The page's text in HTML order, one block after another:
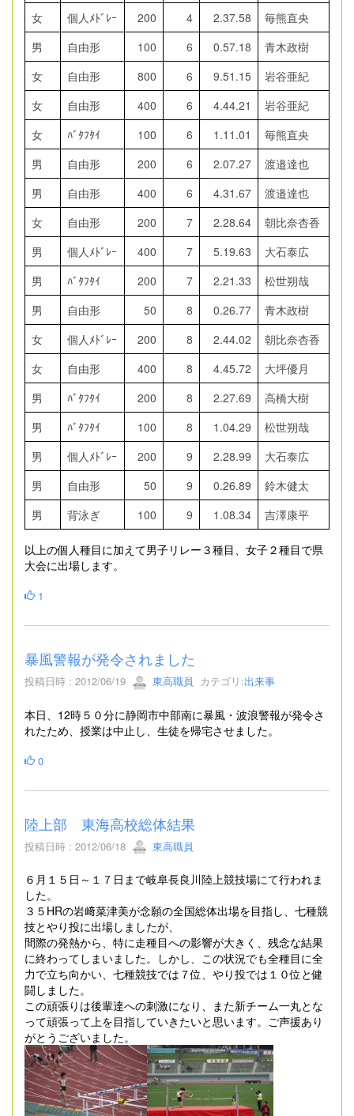
女
個人ﾒﾄﾞﾚｰ 200 4 2.37.58
毎熊直央
男
自由形 100 6 0.57.18
青木政樹
女
自由形 800 6 9.51.15
岩谷亜紀
女
自由形 400 6 4.44.21
岩谷亜紀
女
ﾊﾞﾀﾌﾀｲ 100 6 1.11.01
毎熊直央
男
自由形 200 6 2.07.27
渡邉達也
男
自由形 400 6 4.31.67
渡邉達也
女
自由形 200 7 2.28.64
朝比奈杏香
男
個人ﾒﾄﾞﾚｰ 400 7 5.19.63
大石泰広
男
ﾊﾞﾀﾌﾀｲ 200 7 2.21.33
松世朔哉
男
自由形 50 8 0.26.77
青木政樹
女
個人ﾒﾄﾞﾚｰ 200 8 2.44.02
朝比奈杏香
女
自由形 400 8 4.45.72
大坪優月
男
ﾊﾞﾀﾌﾀｲ 200 8 2.27.69
高橋大樹
男
ﾊﾞﾀﾌﾀｲ 100 8 1.04.29
松世朔哉
男
個人ﾒﾄﾞﾚｰ 200 9 2.28.99
大石泰広
男
自由形 50 9 0.26.89
鈴木健太
男
背泳ぎ 100 9 1.08.34 吉澤康平
以上の個人種目に加えて男子リレー３種目、女子２種目で県
大会に出場します。
1
暴風警報が発令されました
投稿日時 : 2012/06/19 東高職員 カテゴリ:出来事
本日、12時５０分に静岡市中部南に暴風・波浪警報が発令さ
れたため、授業は中止し、生徒を帰宅させました。
0
陸上部 東海高校総体結果
投稿日時 : 2012/06/18 東高職員
６月１５日～１７日まで岐阜長良川陸上競技場にて行われま
した。
３５HRの岩﨑菜津美が念願の全国総体出場を目指し、七種競
技とやり投に出場しましたが、
間際の発熱から、特に走種目への影響が大きく、残念な結果
に終わってしまいました。しかし、この状況でも全種目に全
力で立ち向かい、七種競技では７位、やり投では１０位と健
闘しました。
この頑張りは後輩達への刺激になり、また新チーム一丸とな
って頑張って上を目指していきたいと思います。ご声援あり
がとうございました。